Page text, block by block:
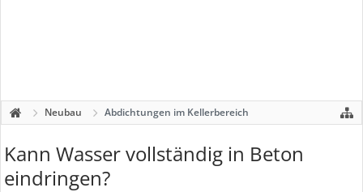
Neubau Abdichtungen im Kellerbereich
Kann Wasser vollständig in Beton
eindringen?